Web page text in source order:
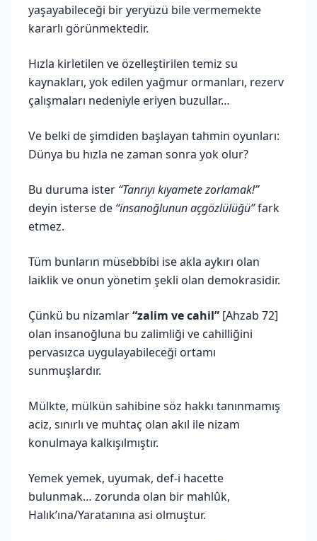
yaşayabileceği bir yeryüzü bile vermemekte
kararlı görünmektedir.
Hızla kirletilen ve özelleştirilen temiz su
kaynakları, yok edilen yağmur ormanları, rezerv
çalışmaları nedeniyle eriyen buzullar…
Ve belki de şimdiden başlayan tahmin oyunları:
Dünya bu hızla ne zaman sonra yok olur?
Bu duruma ister “Tanrıyı kıyamete zorlamak!”
deyin isterse de “insanoğlunun açgözlülüğü”fark
etmez.
Tüm bunların müsebbibi ise akla aykırı olan
laiklik ve onun yönetim şekli olan demokrasidir.
Çünkü bu nizamlar“zalim ve cahil” [Ahzab 72]
olan insanoğluna bu zalimliği ve cahilliğini
pervasızca uygulayabileceği ortamı
sunmuşlardır.
Mülkte, mülkün sahibine söz hakkı tanınmamış
aciz, sınırlı ve muhtaç olan akıl ile nizam
konulmaya kalkışılmıştır.
Yemek yemek, uyumak, def-i hacette
bulunmak… zorunda olan bir mahlûk,
Halık’ına/Yaratanına asi olmuştur.